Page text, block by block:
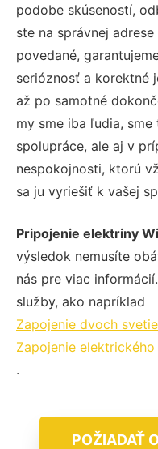
podobe skúseností,
ste na správnej
povedané,
serióznosť a korektné
až po samotné
my sme iba ľudia,
spolupráce, ale aj v
nespokojnosti, ktorú
sa ju vyriešiť k vašej
Pripojenie elektriny
výsledok nemusíte
nás pre viac
služby, ako napríklad
Zapojenie dvoch
Zapojenie
.
POŽIADAŤ